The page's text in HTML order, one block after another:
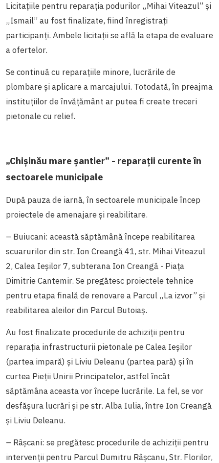
Licitațiile pentru reparația podurilor „Mihai Viteazul” și
„Ismail” au fost finalizate, fiind înregistrați
participanți. Ambele licitații se află la etapa de evaluare
a ofertelor.
Se continuă cu reparațiile minore, lucrările de
plombare și aplicare a marcajului. Totodată, în preajma
instituțiilor de învățământ ar putea fi create treceri
pietonale cu relief.
„Chișinău mare șantier” - reparații curente în
sectoarele municipale
După pauza de iarnă, în sectoarele municipale încep
proiectele de amenajare și reabilitare.
– Buiucani: această săptămână începe reabilitarea
scuarurilor din str. Ion Creangă 41, str. Mihai Viteazul
2, Calea Ieșilor 7, subterana Ion Creangă - Piața
Dimitrie Cantemir. Se pregătesc proiectele tehnice
pentru etapa finală de renovare a Parcul „La izvor” și
reabilitarea aleilor din Parcul Butoiaș.
Au fost finalizate procedurile de achiziții pentru
reparația infrastructurii pietonale pe Calea Ieșilor
(partea impară) și Liviu Deleanu (partea pară) și în
curtea Pieții Unirii Principatelor, astfel încât
săptămâna aceasta vor începe lucrările. La fel, se vor
desfășura lucrări și pe str. Alba Iulia, între Ion Creangă
și Liviu Deleanu.
– Râșcani: se pregătesc procedurile de achiziții pentru
intervenții pentru Parcul Dumitru Râșcanu, Str. Florilor,